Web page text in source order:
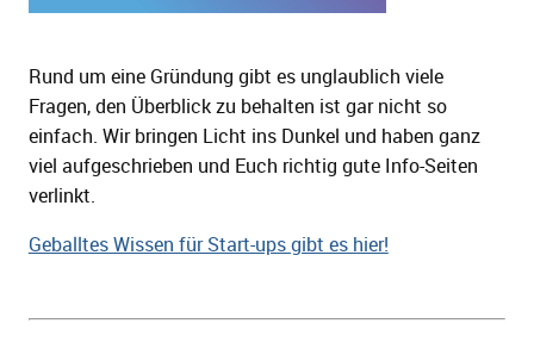
Rund um eine Gründung gibt es unglaublich viele
Fragen, den Überblick zu behalten ist gar nicht so
einfach. Wir bringen Licht ins Dunkel und haben ganz
viel aufgeschrieben und Euch richtig gute Info-Seiten
verlinkt.
Geballtes Wissen für Start-ups gibt es hier!